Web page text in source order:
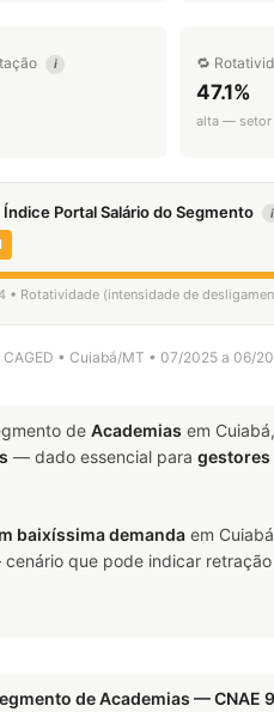
i 🔁
47.1%
alta — setor
Índice Portal Salário do Segmento i
• Rotatividade (intensidade de
CAGED • Cuiabá/MT • 07/2025 a 06/
de Academias em
— dado essencial para gestores
baixíssima demanda em
que pode indicar
de Academias — CNAE